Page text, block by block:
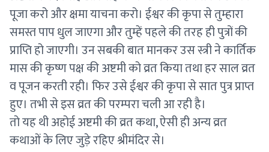
पूजा करो और क्षमा याचना करो। ईश्वर की कृपा से तुम्हारा
समस्त पाप धुल जाएगा और तुम्हें पहले की तरह ही पुत्रों की
प्राप्ति हो जाएगी। उन सबकी बात मानकर उस स्त्री ने कार्तिक
मास की कृष्ण पक्ष की अष्टमी को व्रत किया तथा हर साल व्रत
व पूजन करती रही। फिर उसे ईश्वर की कृपा से सात पुत्र प्राप्त
हुए। तभी से इस व्रत की परम्परा चली आ रही है।
तो यह थी अहोई अष्टमी की व्रत कथा, ऐसी ही अन्य व्रत
कथाओं के लिए जुड़े रहिए श्रीमंदिर से।